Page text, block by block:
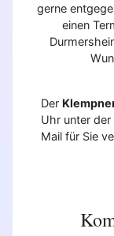
gerne
einen
Der
Uhr unter der
Mail für Sie